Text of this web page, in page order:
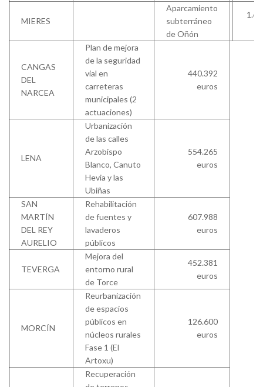
MIERES
Aparcamiento
subterráneo
de Oñón
CANGAS
DEL
NARCEA
Plan de mejora
de la seguridad
vial en
carreteras
municipales (2
actuaciones)
440.392
euros
LENA
Urbanización
de las calles
Arzobispo
Blanco, Canuto
Hevia y las
Ubiñas
554.265
euros
SAN
MARTÍN
DEL REY
AURELIO
Rehabilitación
de fuentes y
lavaderos
públicos
607.988
euros
TEVERGA
Mejora del
entorno rural
de Torce
452.381
euros
MORCÍN
Reurbanización
de espacios
públicos en
núcleos rurales
Fase 1 (El
Artoxu)
126.600
euros
Recuperación